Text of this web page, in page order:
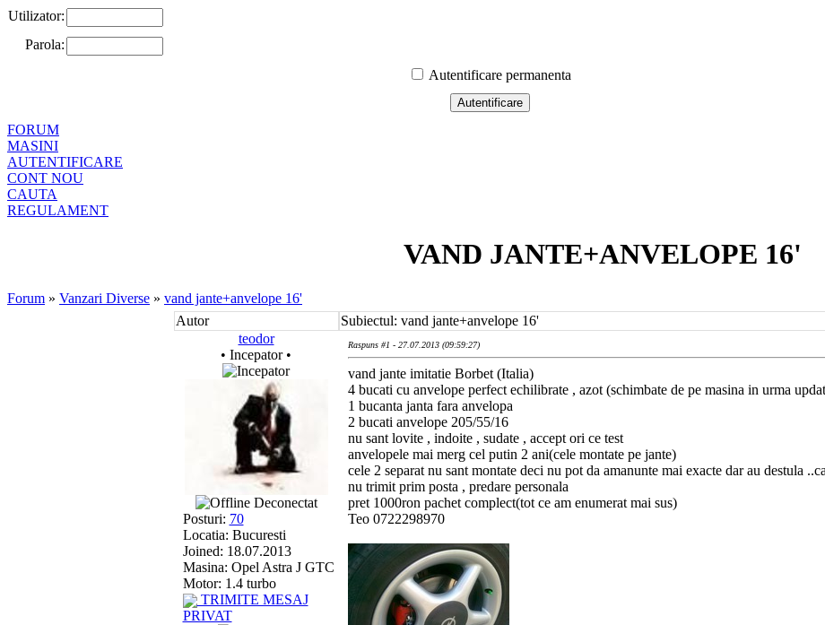
Utilizator:
Parola:
Autentificare permanenta
FORUM
MASINI
AUTENTIFICARE
CONT NOU
CAUTA
REGULAMENT
VAND JANTE+ANVELOPE 16'
Forum » Vanzari Diverse » vand jante+anvelope 16'
Autor
Subiectul: vand jante+anvelope 16'
teodor
• Incepator •
Deconectat
Posturi: 70
Locatia: Bucuresti
Joined: 18.07.2013
Masina: Opel Astra J GTC
Motor: 1.4 turbo
TRIMITE MESAJ
PRIVAT
Raspuns #1 - 27.07.2013 (09:59:27)
vand jante imitatie Borbet (Italia)
4 bucati cu anvelope perfect echilibrate , azot (schimbate de pe masina in urma
1 bucanta janta fara anvelopa
2 bucati anvelope 205/55/16
nu sant lovite , indoite , sudate , accept ori ce test
anvelopele mai merg cel putin 2 ani(cele montate pe jante)
cele 2 separat nu sant montate deci nu pot da amanunte mai exacte dar au destula
nu trimit prim posta , predare personala
pret 1000ron pachet complect(tot ce am enumerat mai sus)
Teo 0722298970